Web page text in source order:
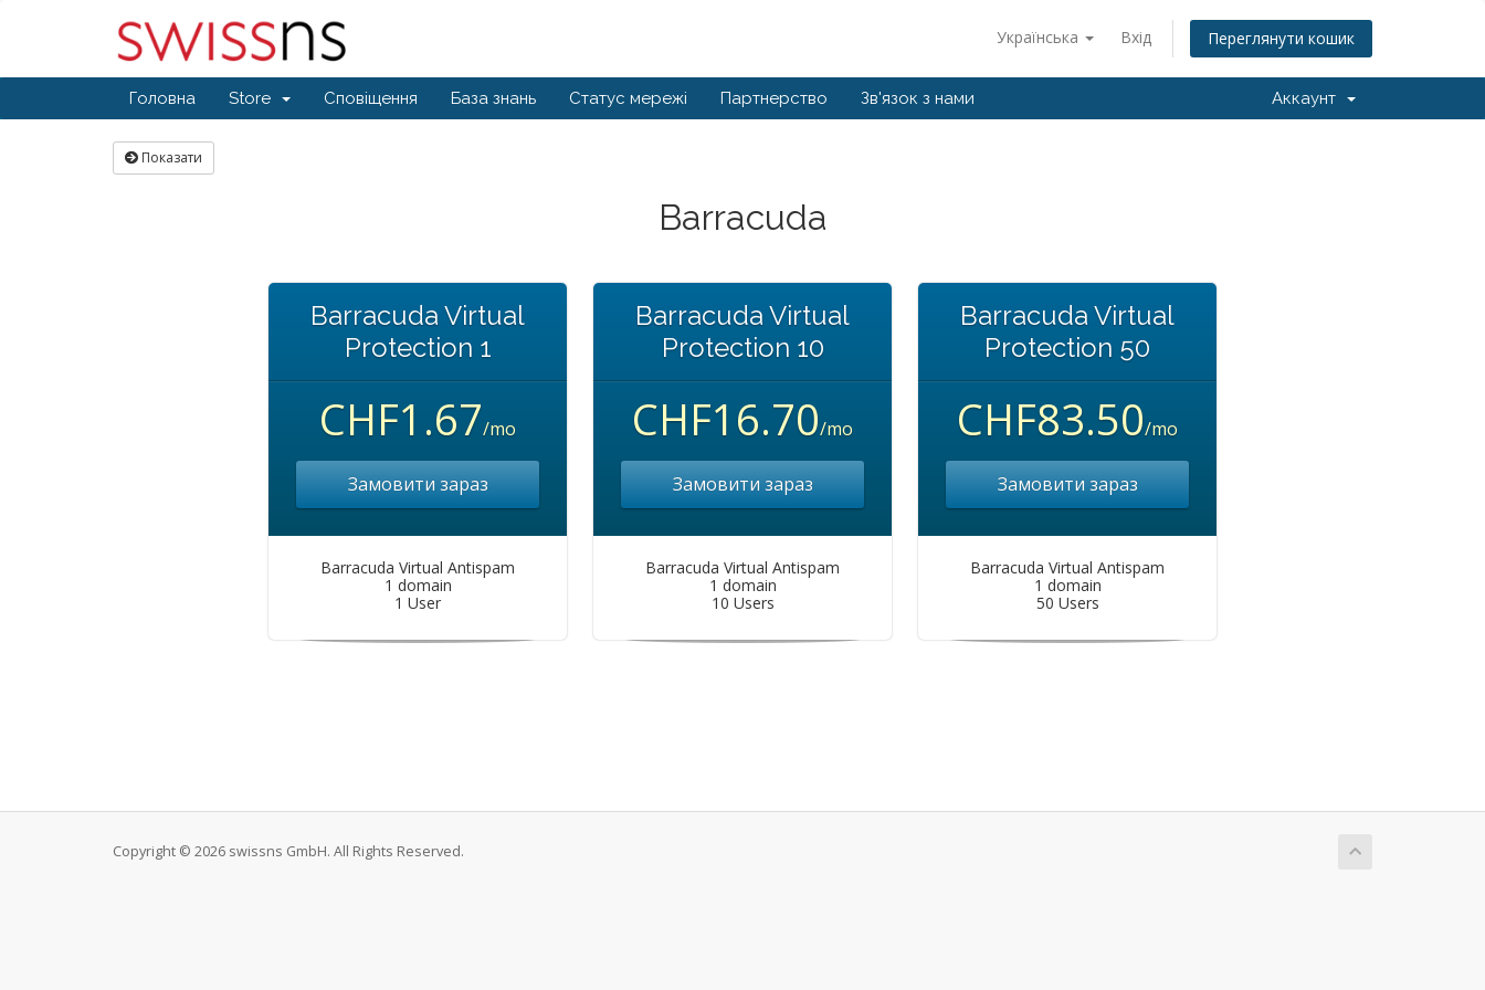
Українська Вхід Переглянути кошик
Головна Store Сповіщення База знань Статус мережі Партнерство Зв'язок з нами Аккаунт
Показати
Barracuda
Barracuda Virtual
Protection 1
CHF1.67/mo
Замовити зараз
Barracuda Virtual Antispam
1 domain
1 User
Barracuda Virtual
Protection 10
CHF16.70/mo
Замовити зараз
Barracuda Virtual Antispam
1 domain
10 Users
Barracuda Virtual
Protection 50
CHF83.50/mo
Замовити зараз
Barracuda Virtual Antispam
1 domain
50 Users
Copyright © 2026 swissns GmbH. All Rights Reserved.